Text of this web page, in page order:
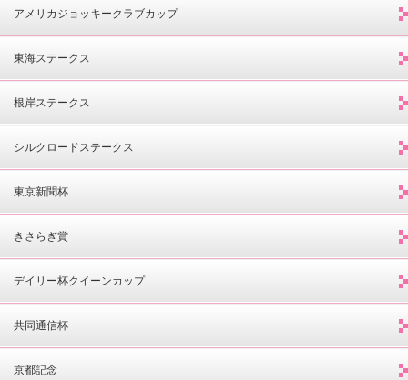
アメリカジョッキークラブカップ
東海ステークス
根岸ステークス
シルクロードステークス
東京新聞杯
きさらぎ賞
デイリー杯クイーンカップ
共同通信杯
京都記念